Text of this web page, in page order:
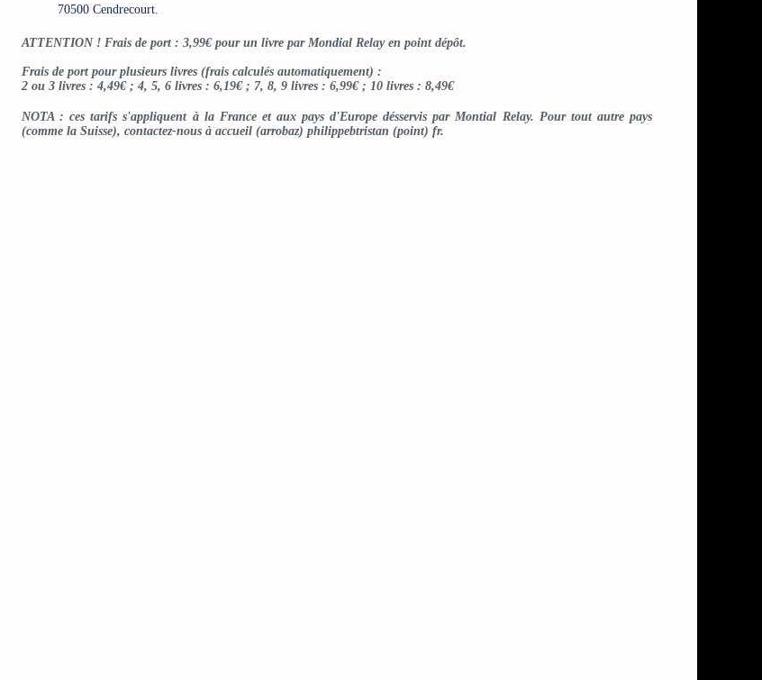
70500 Cendrecourt.
ATTENTION ! Frais de port : 3,99€ pour un livre par Mondial Relay en point dépôt.
Frais de port pour plusieurs livres (frais calculés automatiquement) :
2 ou 3 livres : 4,49€ ; 4, 5, 6 livres : 6,19€ ; 7, 8, 9 livres : 6,99€ ; 10 livres : 8,49€
NOTA : ces tarifs s'appliquent à la France et aux pays d'Europe désservis par Montial Relay. Pour tout autre pays
(comme la Suisse), contactez-nous à accueil (arrobaz) philippebtristan (point) fr.